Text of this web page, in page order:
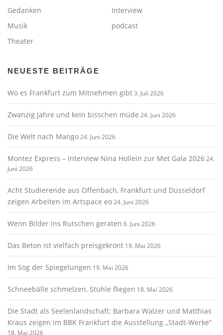
Gedanken
Interview
Musik
podcast
Theater
NEUESTE BEITRÄGE
Wo es Frankfurt zum Mitnehmen gibt3. Juli 2026
Zwanzig Jahre und kein bisschen müde 24. Juni 2026
Die Welt nach Mango24. Juni 2026
Montez Express – Interview Nina Hollein zur Met Gala 202624.
Juni 2026
Acht Studierende aus Offenbach, Frankfurt und Düsseldorf
zeigen Arbeiten im Artspace eo24. Juni 2026
Wenn Bilder ins Rutschen geraten 6. Juni 2026
Das Beton ist vielfach preisgekrönt 19. Mai 2026
Im Sog der Spiegelungen 19. Mai 2026
Schneebälle schmelzen, Stühle fliegen 18. Mai 2026
Die Stadt als Seelenlandschaft: Barbara Walzer und Matthias
Kraus zeigen im BBK Frankfurt die Ausstellung „Stadt-Werke“
18. Mai 2026